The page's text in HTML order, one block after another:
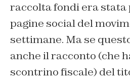
raccolta fondi era
pagine social del
settimane. Ma se
anche il racconto (che
scontrino fiscale) del